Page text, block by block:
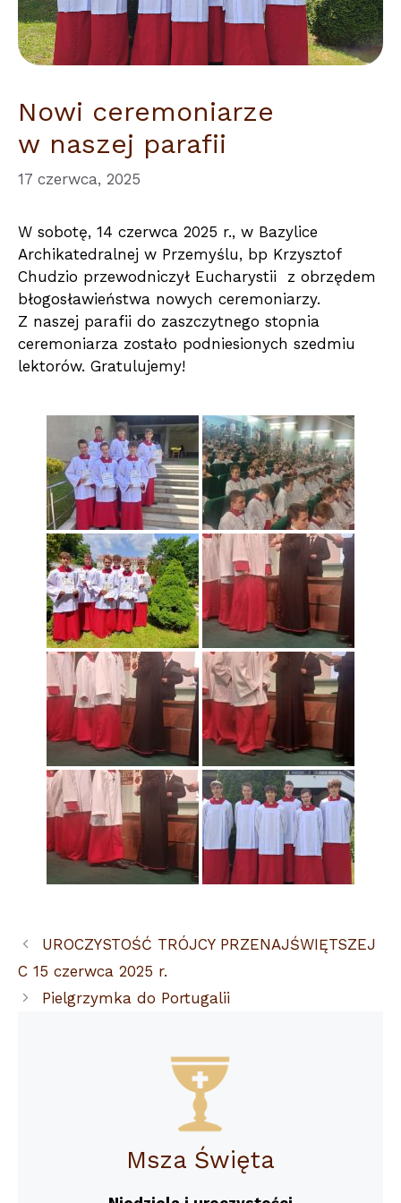
Nowi ceremoniarze
w naszej parafii
17 czerwca, 2025
W sobotę, 14 czerwca 2025 r., w Bazylice
Archikatedralnej w Przemyślu, bp Krzysztof
Chudzio przewodniczył Eucharystii z obrzędem
błogosławieństwa nowych ceremoniarzy.
Z naszej parafii do zaszczytnego stopnia
ceremoniarza zostało podniesionych szedmiu
lektorów. Gratulujemy!
UROCZYSTOŚĆ TRÓJCY PRZENAJŚWIĘTSZEJ
C 15 czerwca 2025 r.
Pielgrzymka do Portugalii
Msza Święta